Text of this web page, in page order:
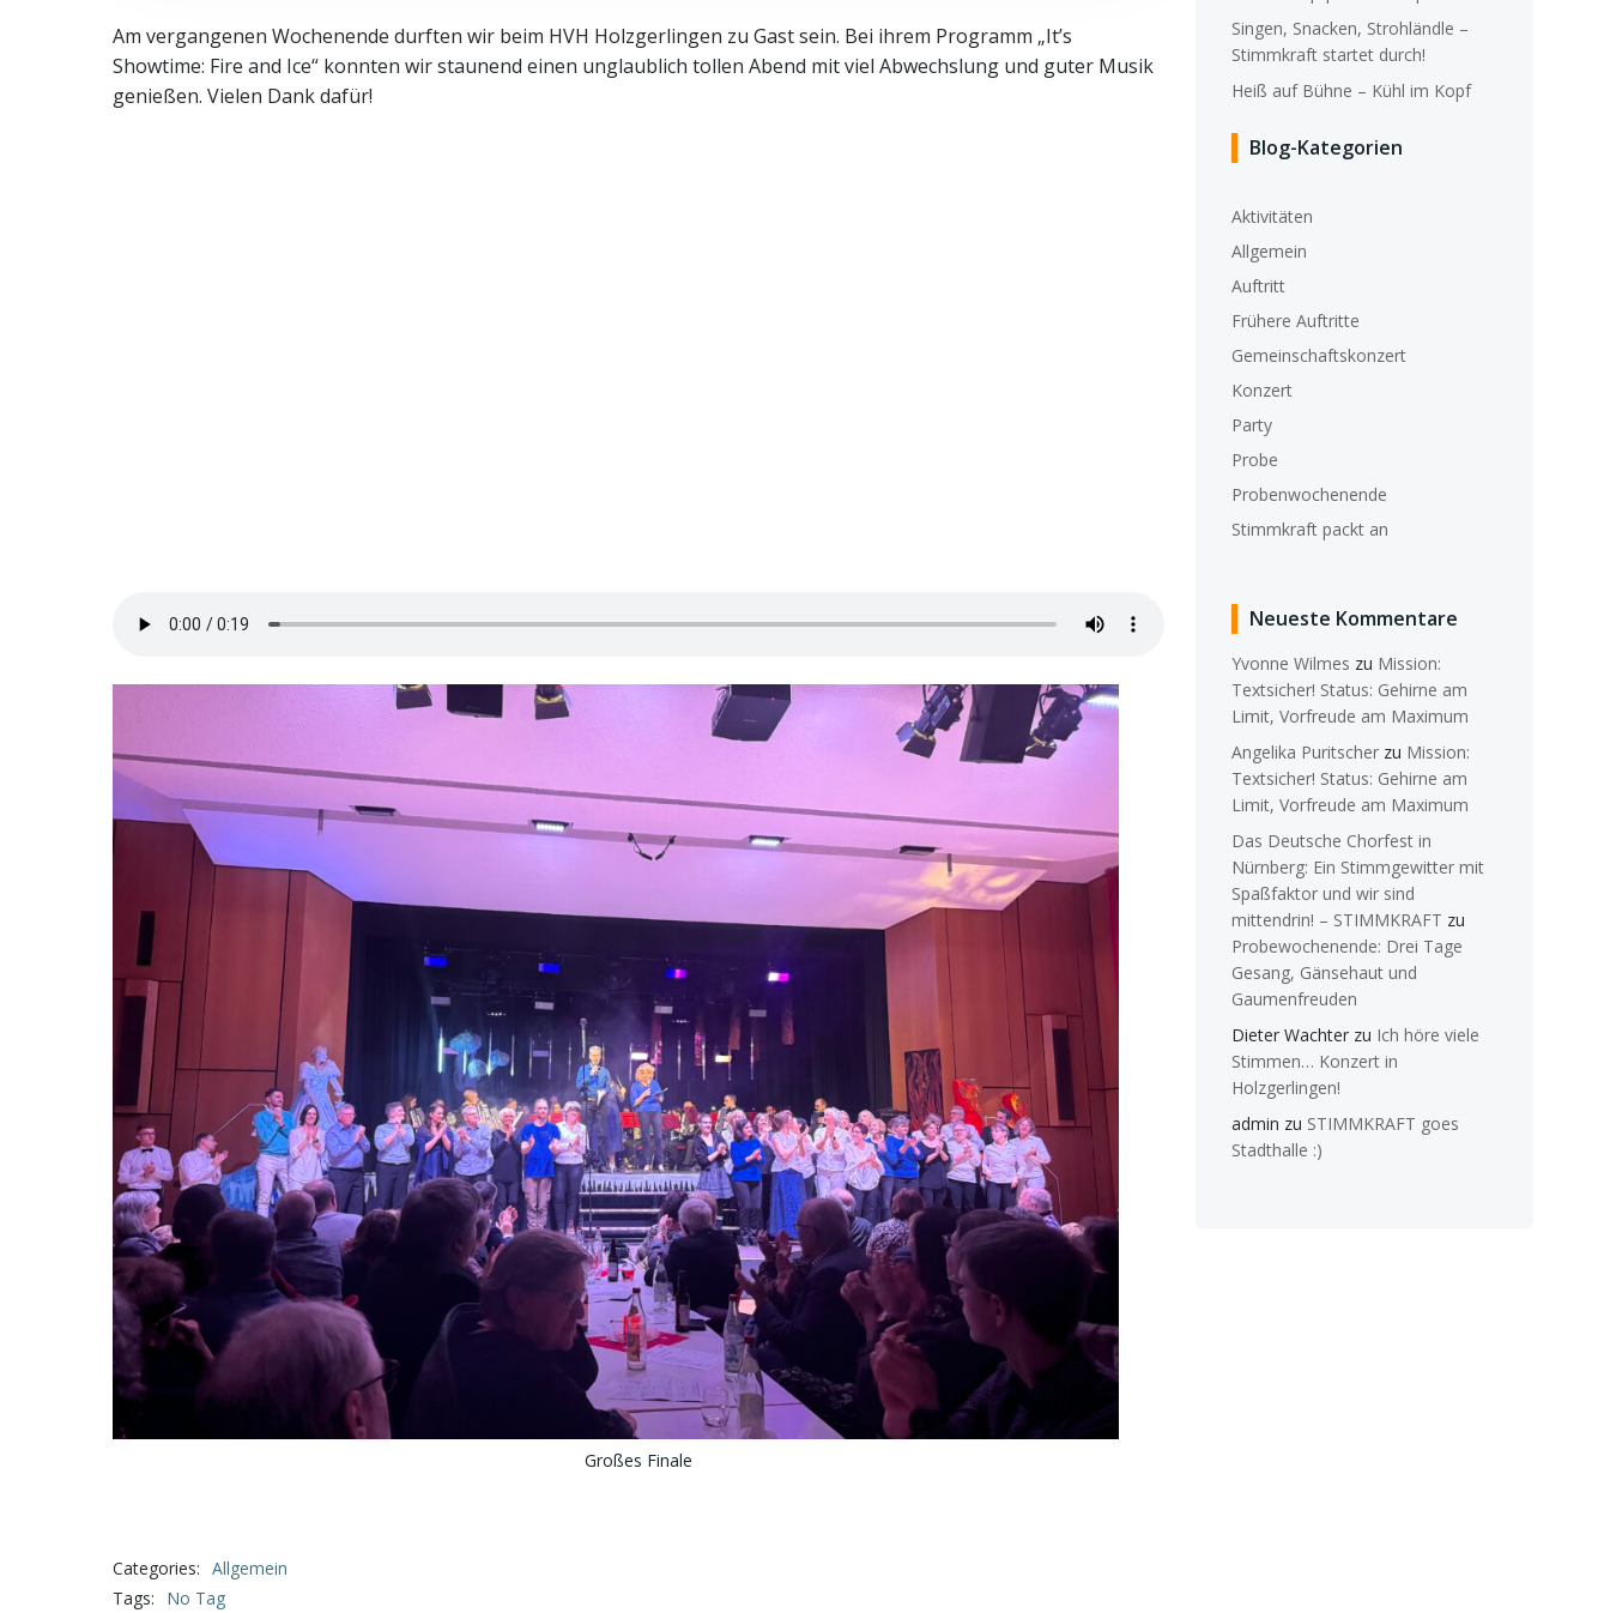
Am vergangenen Wochenende durften wir beim HVH Holzgerlingen zu Gast sein. Bei ihrem Programm „It’s
Showtime: Fire and Ice“ konnten wir staunend einen unglaublich tollen Abend mit viel Abwechslung und guter Musik
genießen. Vielen Dank dafür!
Großes Finale
Categories: Allgemein
Tags:
No Tag
Singen, Snacken, Strohländle –
Stimmkraft startet durch!
Heiß auf Bühne – Kühl im Kopf
Blog-Kategorien
Aktivitäten
Allgemein
Auftritt
Frühere Auftritte
Gemeinschaftskonzert
Konzert
Party
Probe
Probenwochenende
Stimmkraft packt an
Neueste Kommentare
Yvonne Wilmes zu Mission:
Textsicher! Status: Gehirne am
Limit, Vorfreude am Maximum
Angelika Puritscher zu Mission:
Textsicher! Status: Gehirne am
Limit, Vorfreude am Maximum
Das Deutsche Chorfest in
Nürnberg: Ein Stimmgewitter mit
Spaßfaktor und wir sind
mittendrin! – STIMMKRAFT zu
Probewochenende: Drei Tage
Gesang, Gänsehaut und
Gaumenfreuden
Dieter Wachter zu Ich höre viele
Stimmen… Konzert in
Holzgerlingen!
admin zu STIMMKRAFT goes
Stadthalle :)